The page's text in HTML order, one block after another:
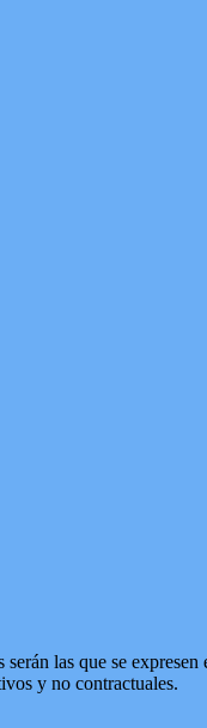
las que se
y no contractuales.